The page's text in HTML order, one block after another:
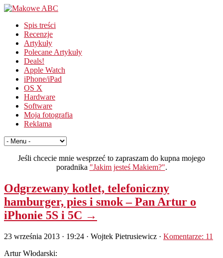
Spis treści
Recenzje
Artykuły
Polecane Artykuły
Deals!
Apple Watch
iPhone/iPad
OS X
Hardware
Software
Moja fotografia
Reklama
Jeśli chcecie mnie wesprzeć to zapraszam do kupna mojego
poradnika "Jakim jesteś Makiem?".
Odgrzewany kotlet, telefoniczny
hamburger, pies i smok – Pan Artur o
iPhonie 5S i 5C →
23 września 2013 · 19:24 · Wojtek Pietrusiewicz · Komentarze: 11
Artur Włodarski: